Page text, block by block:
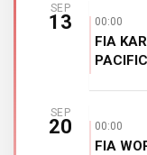
SEP
13 00:00
FIA
SEP
20 00:00
FIA